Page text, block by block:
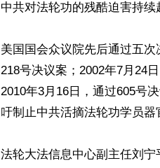
中共对法轮功的残酷迫害持续
美国国会众议院先后通过五
218号决议案；2002年7月24
2010年3月16日，通过605号
吁制止中共活摘法轮功学员器
法轮大法信息中心副主任刘